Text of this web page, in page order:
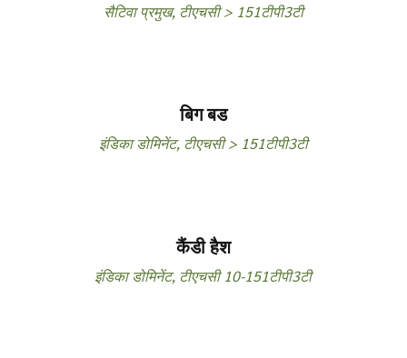
सैटिवा प्रमुख, टीएचसी > 151टीपी3टी
बिग बड
इंडिका डोमिनेंट, टीएचसी > 151टीपी3टी
कैंडी हैश
इंडिका डोमिनेंट, टीएचसी 10-151टीपी3टी